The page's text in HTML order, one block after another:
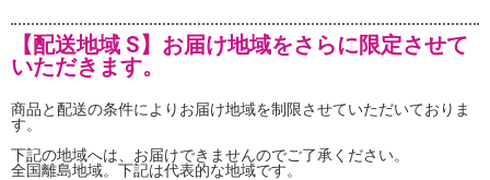
【配送地域 S】お届け地域をさらに限定させて
いただきます。
商品と配送の条件によりお届け地域を制限させていただいておりま
す。
下記の地域へは、お届けできませんのでご了承ください。
全国離島地域。下記は代表的な地域です。